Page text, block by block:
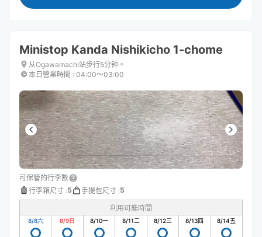
Ministop Kanda Nishikicho 1-chome
从Ogawamachi站步行5分钟。
本日營業時間 : 04:00〜03:00
可保管的行李數
行李箱尺寸 :5 手提包尺寸 :5
利用可能時間
8/8六 8/9日 8/10一 8/11二 8/12三 8/13四 8/14五